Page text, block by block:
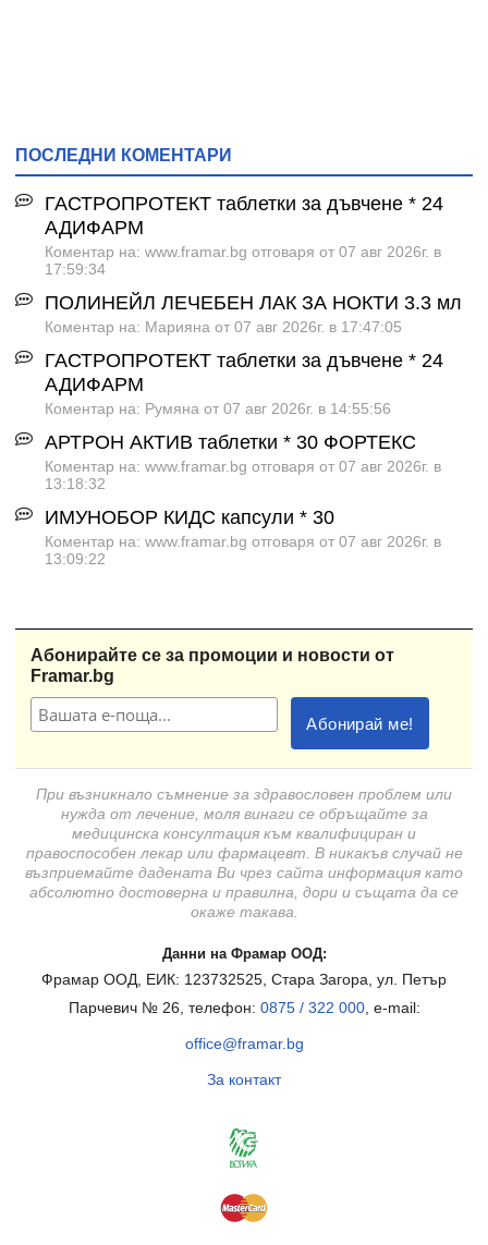
ПОСЛЕДНИ КОМЕНТАРИ
ГАСТРОПРОТЕКТ таблетки за дъвчене * 24
АДИФАРМ
Коментар на: www.framar.bg отговаря от 07 авг 2026г. в
17:59:34
ПОЛИНЕЙЛ ЛЕЧЕБЕН ЛАК ЗА НОКТИ 3.3 мл
Коментар на: Марияна от 07 авг 2026г. в 17:47:05
ГАСТРОПРОТЕКТ таблетки за дъвчене * 24
АДИФАРМ
Коментар на: Румяна от 07 авг 2026г. в 14:55:56
АРТРОН АКТИВ таблетки * 30 ФОРТЕКС
Коментар на: www.framar.bg отговаря от 07 авг 2026г. в
13:18:32
ИМУНОБОР КИДС капсули * 30
Коментар на: www.framar.bg отговаря от 07 авг 2026г. в
13:09:22
Абонирайте се за промоции и новости от
Framar.bg
При възникнало съмнение за здравословен проблем или
нужда от лечение, моля винаги се обръщайте за
медицинска консултация към квалифициран и
правоспособен лекар или фармацевт. В никакъв случай не
възприемайте дадената Ви чрез сайта информация като
абсолютно достоверна и правилна, дори и същата да се
окаже такава.
Данни на Фрамар ООД:
Фрамар ООД, ЕИК: 123732525, Стара Загора, ул. Петър
Парчевич № 26, телефон: 0875 / 322 000, e-mail:
office@framar.bg
За контакт